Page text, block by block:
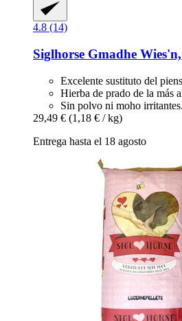
4.8 (14)
Siglhorse Gmadhe
Excelente sustituto del
Hierba de prado de la más
Sin polvo ni moho irritantes.
29,49 € (1,18 € / kg)
Entrega hasta el 18 agosto